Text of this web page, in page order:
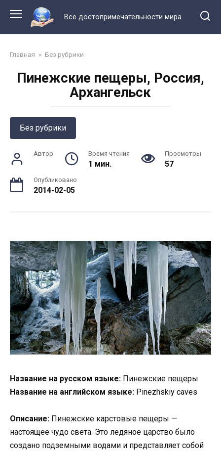
контенту
Все достопримечательности мира
Главная » Без рубрики
Пинежские пещеры, Россия,
Архангельск
Без рубрики
Автор Время чтения
1 мин.
Просмотры
57
Опубликовано
2014-02-05
Название на русском языке: Пинежские пещеры
Название на английском языке: Pinezhskiy caves
Описание: Пинежские карстовые пещеры —
настоящее чудо света. Это ледяное царство было
создано подземными водами и представляет собой